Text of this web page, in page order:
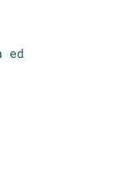
ed